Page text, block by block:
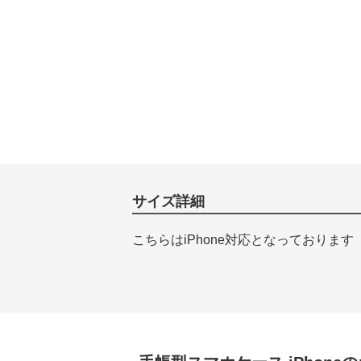
サイズ詳細
こちらはiPhone対応となっております